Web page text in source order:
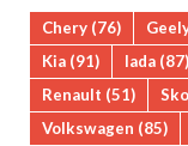
Chery (76)
Kia (91) lada (87)
Renault (51)
Volkswagen (85)